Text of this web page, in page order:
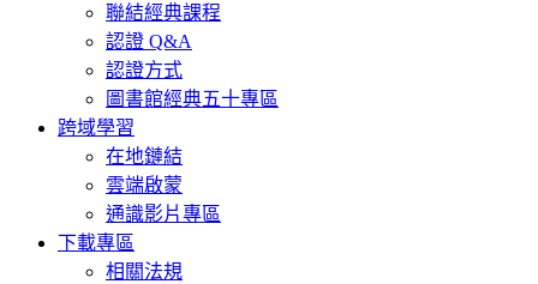
聯結經典課程
認證 Q&A
認證方式
圖書館經典五十專區
跨域學習
在地鏈結
雲端啟蒙
通識影片專區
下載專區
相關法規